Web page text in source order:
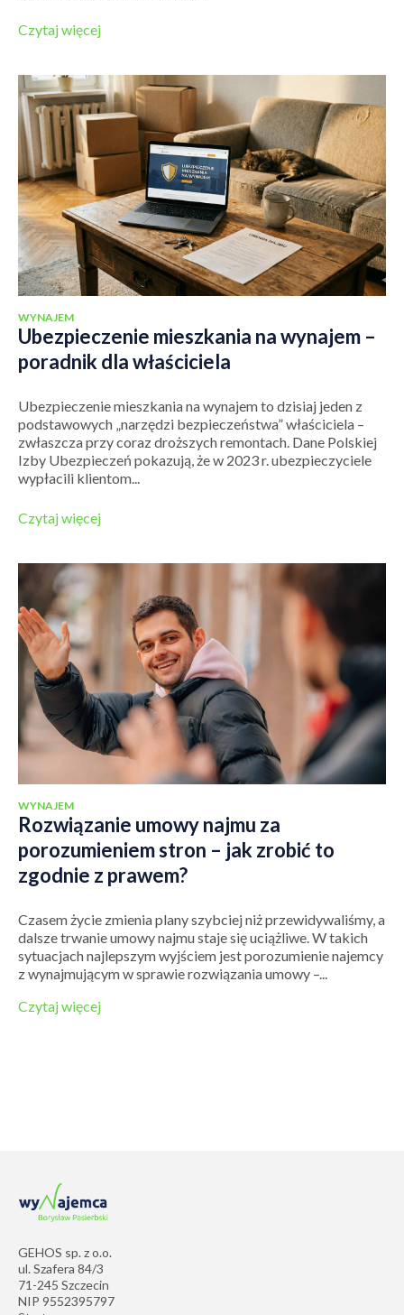
Czytaj więcej
WYNAJEM
Ubezpieczenie mieszkania na wynajem –
poradnik dla właściciela
Ubezpieczenie mieszkania na wynajem to dzisiaj jeden z
podstawowych „narzędzi bezpieczeństwa” właściciela –
zwłaszcza przy coraz droższych remontach. Dane Polskiej
Izby Ubezpieczeń pokazują, że w 2023 r. ubezpieczyciele
wypłacili klientom...
Czytaj więcej
WYNAJEM
Rozwiązanie umowy najmu za
porozumieniem stron – jak zrobić to
zgodnie z prawem?
Czasem życie zmienia plany szybciej niż przewidywaliśmy, a
dalsze trwanie umowy najmu staje się uciążliwe. W takich
sytuacjach najlepszym wyjściem jest porozumienie najemcy
z wynajmującym w sprawie rozwiązania umowy –...
Czytaj więcej
GEHOS sp. z o.o.
ul. Szafera 84/3
71-245 Szczecin
NIP 9552395797